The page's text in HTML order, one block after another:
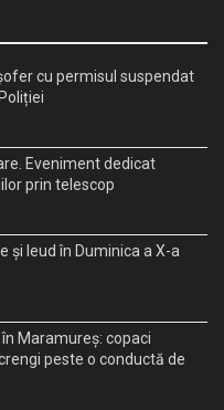
cu permisul suspendat
Eveniment dedicat
prin telescop
și Ieud în Duminica a X-a
Maramureș: copaci
peste o conductă de